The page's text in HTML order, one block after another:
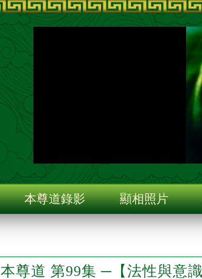
本尊道錄影 顯相照片
本尊道 第99集 ─【法性與意識